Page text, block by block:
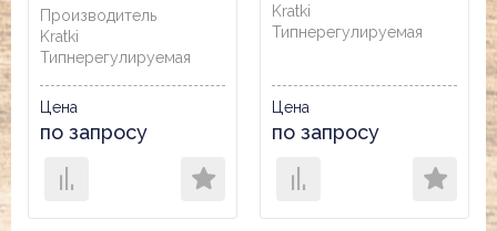
Производитель
Kratki
Типнерегулируемая
Цена
по запросу
Kratki
Типнерегулируемая
Цена
по запросу